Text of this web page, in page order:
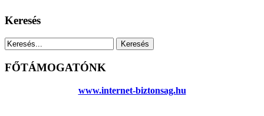
Keresés
FŐTÁMOGATÓNK
www.internet-biztonsag.hu